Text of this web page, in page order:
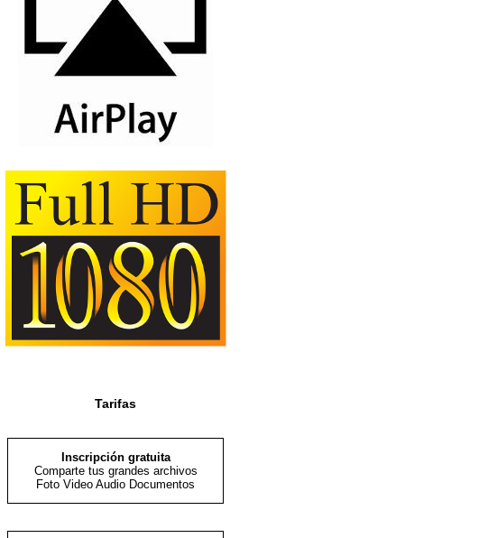
Tarifas
Inscripción gratuita
Comparte tus grandes archivos
Foto Video Audio Documentos